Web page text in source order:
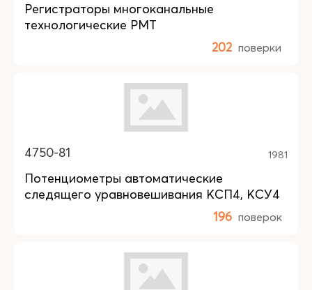
Регистраторы многоканальные
технологические РМТ
202 поверки
4750-81 1981
Потенциометры автоматические
следящего уравновешивания КСП4, КСУ4
196 поверок